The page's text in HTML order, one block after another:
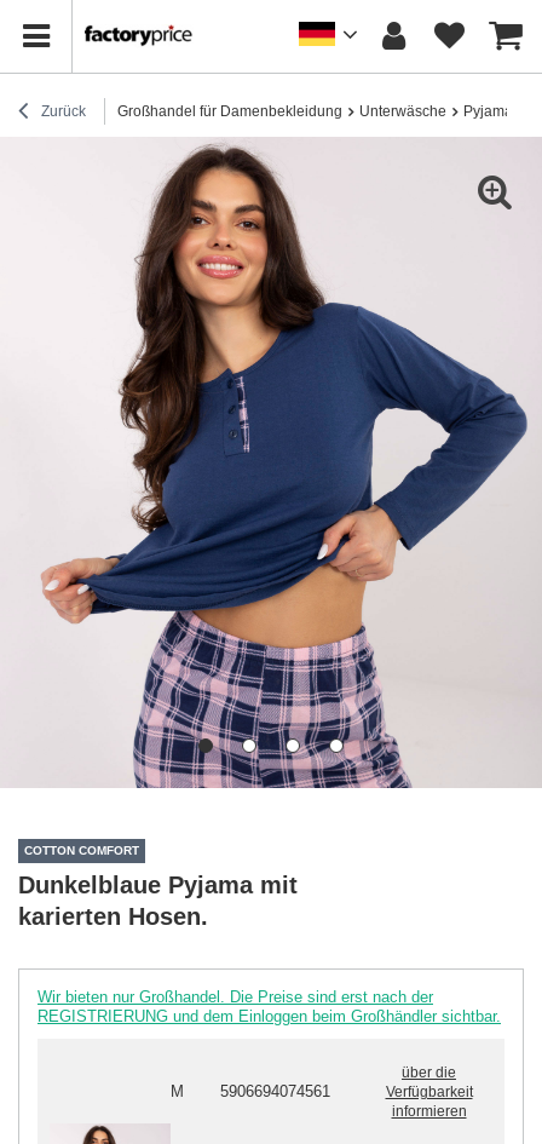
Zurück Großhandel für Damenbekleidung Unterwäsche Pyjamas
COTTON COMFORT
Dunkelblaue Pyjama mit
karierten Hosen.
Wir bieten nur Großhandel. Die Preise sind erst nach der
REGISTRIERUNG und dem Einloggen beim Großhändler sichtbar.
M 5906694074561
über die
Verfügbarkeit
informieren